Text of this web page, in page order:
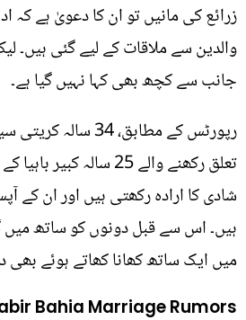
زرائع کی مانیں تو ان کا دعویٰ ہے کہ
والدین سے ملاقات کے لیے گئی ہیں۔
جانب سے کچھ بھی کہا نہیں گیا ہے۔
رپورٹس کے مطابق،
تعلق رکھنے والے 25 سالہ
شادی کا ارادہ رکھتی ہیں اور ان کے
ہیں۔ اس سے قبل دونوں کو ساتھ میں
میں ایک ساتھ کھانا کھاتے ہوئے بھی
Bahia Marriage Rumors